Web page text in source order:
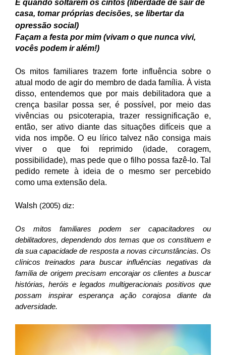
E quando soltarem os cintos (liberdade de sair de
casa, tomar próprias decisões, se libertar da
opressão social)
Façam a festa por mim (vivam o que nunca vivi,
vocês podem ir além!)
Os mitos familiares trazem forte influência sobre o
atual modo de agir do membro de dada família. À vista
disso, entendemos que por mais debilitadora que a
crença basilar possa ser, é possível, por meio das
vivências ou psicoterapia, trazer ressignificação e,
então, ser ativo diante das situações difíceis que a
vida nos impõe. O eu lírico talvez não consiga mais
viver o que foi reprimido (idade, coragem,
possibilidade), mas pede que o filho possa fazê-lo. Tal
pedido remete à ideia de o mesmo ser percebido
como uma extensão dela.
Walsh (2005) diz:
Os mitos familiares podem ser capacitadores ou
debilitadores, dependendo dos temas que os constituem e
da sua capacidade de resposta a novas circunstâncias. Os
clínicos treinados para buscar influências negativas da
família de origem precisam encorajar os clientes a buscar
histórias, heróis e legados multigeracionais positivos que
possam inspirar esperança ação corajosa diante da
adversidade.